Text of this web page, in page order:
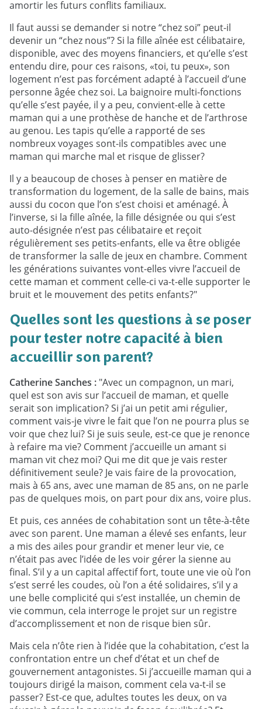
amortir les futurs conflits familiaux.
Il faut aussi se demander si notre “chez soi” peut-il
devenir un “chez nous”? Si la fille aînée est célibataire,
disponible, avec des moyens financiers, et qu’elle s’est
entendu dire, pour ces raisons, «toi, tu peux», son
logement n’est pas forcément adapté à l’accueil d’une
personne âgée chez soi. La baignoire multi-fonctions
qu’elle s’est payée, il y a peu, convient-elle à cette
maman qui a une prothèse de hanche et de l’arthrose
au genou. Les tapis qu’elle a rapporté de ses
nombreux voyages sont-ils compatibles avec une
maman qui marche mal et risque de glisser?
Il y a beaucoup de choses à penser en matière de
transformation du logement, de la salle de bains, mais
aussi du cocon que l’on s’est choisi et aménagé. À
l’inverse, si la fille aînée, la fille désignée ou qui s’est
auto-désignée n’est pas célibataire et reçoit
régulièrement ses petits-enfants, elle va être obligée
de transformer la salle de jeux en chambre. Comment
les générations suivantes vont-elles vivre l’accueil de
cette maman et comment celle-ci va-t-elle supporter le
bruit et le mouvement des petits enfants?"
Quelles sont les questions à se poser
pour tester notre capacité à bien
accueillir son parent?
Catherine Sanches : "Avec un compagnon, un mari,
quel est son avis sur l’accueil de maman, et quelle
serait son implication? Si j’ai un petit ami régulier,
comment vais-je vivre le fait que l’on ne pourra plus se
voir que chez lui? Si je suis seule, est-ce que je renonce
à refaire ma vie? Comment j’accueille un amant si
maman vit chez moi? Qui me dit que je vais rester
définitivement seule? Je vais faire de la provocation,
mais à 65 ans, avec une maman de 85 ans, on ne parle
pas de quelques mois, on part pour dix ans, voire plus.
Et puis, ces années de cohabitation sont un tête-à-tête
avec son parent. Une maman a élevé ses enfants, leur
a mis des ailes pour grandir et mener leur vie, ce
n’était pas avec l’idée de les voir gérer la sienne au
final. S’il y a un capital affectif fort, toute une vie où l’on
s’est serré les coudes, où l’on a été solidaires, s’il y a
une belle complicité qui s’est installée, un chemin de
vie commun, cela interroge le projet sur un registre
d’accomplissement et non de risque bien sûr.
Mais cela n’ôte rien à l’idée que la cohabitation, c’est la
confrontation entre un chef d’état et un chef de
gouvernement antagonistes. Si j’accueille maman qui a
toujours dirigé la maison, comment cela va-t-il se
passer? Est-ce que, adultes toutes les deux, on va